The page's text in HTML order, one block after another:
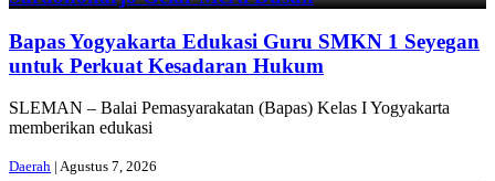
Bapas Yogyakarta Edukasi Guru SMKN 1 Seyegan
untuk Perkuat Kesadaran Hukum
SLEMAN – Balai Pemasyarakatan (Bapas) Kelas I Yogyakarta
memberikan edukasi
Daerah | Agustus 7, 2026